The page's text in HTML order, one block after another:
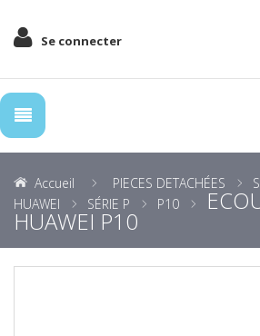
Se connecter
Accueil PIECES DETACHÉES
HUAWEI
SÉRIE P P10
HUAWEI P10